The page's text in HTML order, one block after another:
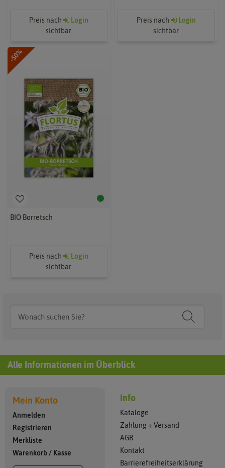
Preis nach
Login
sichtbar.
Preis nach
Login
sichtbar.
-50%
BIO Borretsch
Preis nach
Login
sichtbar.
Alle Informationen im Überblick
Mein Konto
Anmelden
Registrieren
Merkliste
Warenkorb / Kasse
Info
Kataloge
Zahlung + Versand
AGB
Kontakt
Barrierefreiheitserklärung